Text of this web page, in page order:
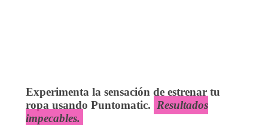
Experimenta la sensación de estrenar tu
ropa usando Puntomatic. Resultados
impecables.